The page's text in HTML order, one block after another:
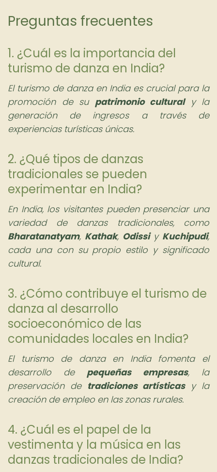
Preguntas frecuentes
1. ¿Cuál es la importancia del
turismo de danza en India?
El turismo de danza en India es crucial para la
promoción de su patrimonio culturaly la
generación de ingresos a través de
experiencias turísticas únicas.
2. ¿Qué tipos de danzas
tradicionales se pueden
experimentar en India?
En India, los visitantes pueden presenciar una
variedad de danzas tradicionales, como
Bharatanatyam, Kathak, Odissiy Kuchipudi,
cada una con su propio estilo y significado
cultural.
3. ¿Cómo contribuye el turismo de
danza al desarrollo
socioeconómico de las
comunidades locales en India?
El turismo de danza en India fomenta el
desarrollo de pequeñas empresas, la
preservación de tradiciones artísticasy la
creación de empleo en las zonas rurales.
4. ¿Cuál es el papel de la
vestimenta y la música en las
danzas tradicionales de India?